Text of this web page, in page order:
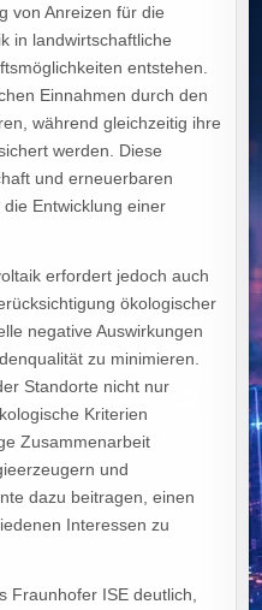
von Anreizen für die
in landwirtschaftliche
entstehen.
Einnahmen durch den
während gleichzeitig ihre
werden. Diese
und erneuerbaren
Entwicklung einer
erfordert jedoch auch
ökologischer
negative Auswirkungen
zu minimieren.
Standorte nicht nur
Kriterien
Zusammenarbeit
und
dazu beitragen, einen
Interessen zu
Fraunhofer ISE deutlich,